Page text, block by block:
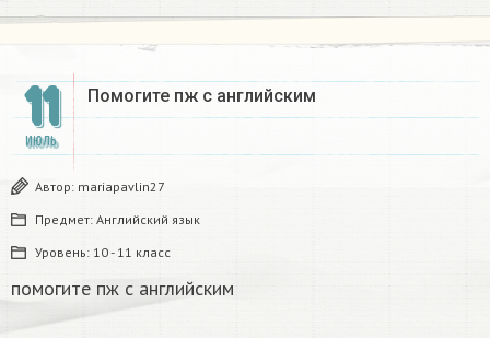
11
ИЮЛЬ
Помогите пж с английским
Автор: mariapavlin27
Предмет: Английский язык
Уровень: 10 - 11 класс
помогите пж с английским